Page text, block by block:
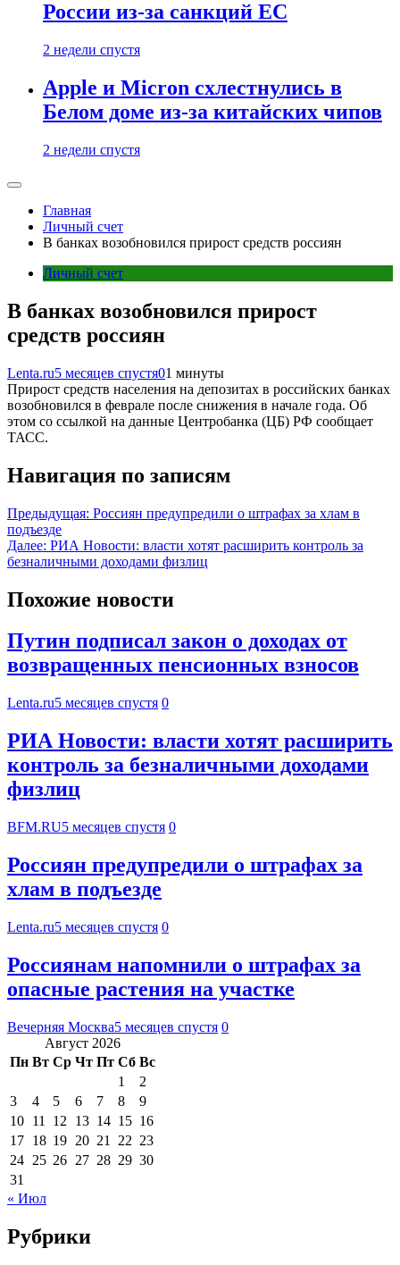
России из-за санкций ЕС
2 недели спустя
Apple и Micron схлестнулись в
Белом доме из-за китайских чипов
2 недели спустя
Главная
Личный счет
В банках возобновился прирост средств россиян
Личный счет
В банках возобновился прирост
средств россиян
Lenta.ru5 месяцев спустя01 минуты
Прирост средств населения на депозитах в российских банках
возобновился в феврале после снижения в начале года. Об
этом со ссылкой на данные Центробанка (ЦБ) РФ сообщает
ТАСС.
Навигация по записям
Предыдущая: Россиян предупредили о штрафах за хлам в
подъезде
Далее: РИА Новости: власти хотят расширить контроль за
безналичными доходами физлиц
Похожие новости
Путин подписал закон о доходах от
возвращенных пенсионных взносов
Lenta.ru5 месяцев спустя 0
РИА Новости: власти хотят расширить
контроль за безналичными доходами
физлиц
BFM.RU5 месяцев спустя 0
Россиян предупредили о штрафах за
хлам в подъезде
Lenta.ru5 месяцев спустя 0
Россиянам напомнили о штрафах за
опасные растения на участке
Вечерняя Москва5 месяцев спустя 0
Август 2026
Пн Вт Ср Чт Пт Сб Вс
1
2
3
4 5 6 7 8
9
10 11 12 13 14 15 16
17 18 19 20 21 22 23
24 25 26 27 28 29 30
31
« Июл
Рубрики